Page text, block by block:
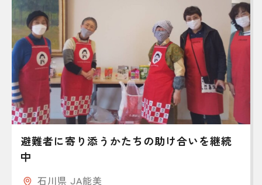
避難者に寄り添うかたちの助け合いを継続
中
石川県 JA能美